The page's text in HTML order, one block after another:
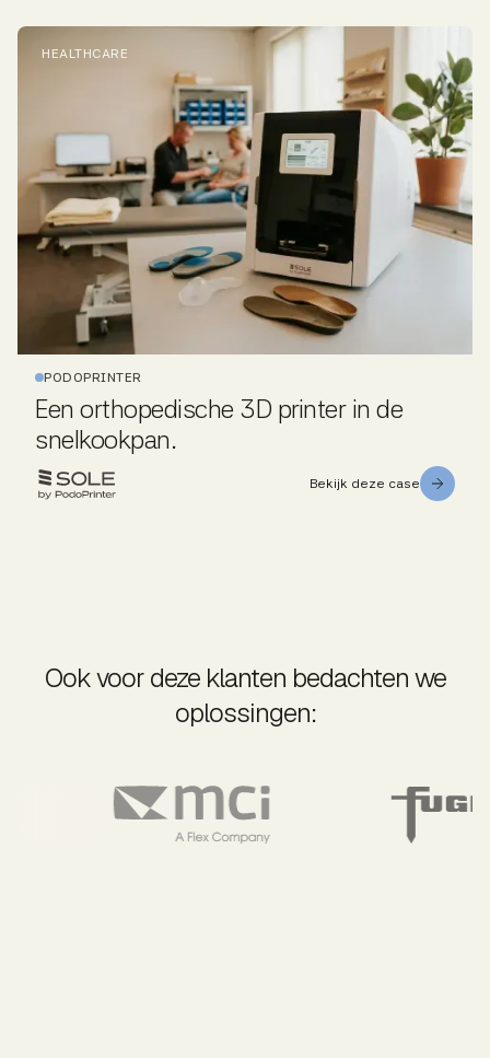
HEALTHCARE
PODOPRINTER
Een orthopedische 3D printer in de
snelkookpan.
Bekijk deze case
Ook voor deze klanten bedachten we
oplossingen: